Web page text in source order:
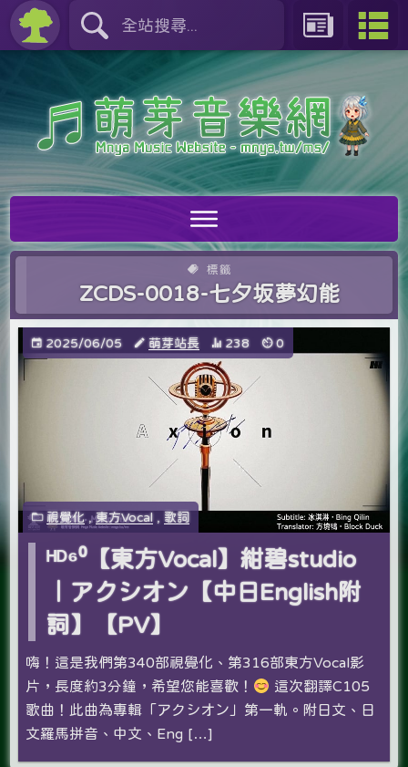
標籤
ZCDS-0018-七夕坂夢幻能
2025/06/05 萌芽站長 238 0
視覺化,東方Vocal , 歌詞
ᴴᴰ⁶⁰【東方Vocal】紺碧studio
｜アクシオン【中日English附
詞】【PV】
嗨！這是我們第340部視覺化、第316部東方Vocal影
片，長度約3分鐘，希望您能喜歡！
這次翻譯C105
歌曲！此曲為專輯「アクシオン」第一軌。附日文、日
文羅馬拼音、中文、Eng […]